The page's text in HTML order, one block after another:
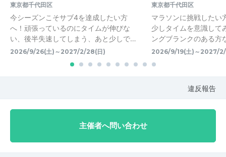
東京都千代田区
今シーズンこそサブ4を達成したい方
へ！頑張っているのにタイムが伸びな
い、後半失速してしまう、あと少しで…
2026/9/26(土)～2027/2/28(日)
東京都千代田区
マラソンに挑戦したい
少しタイムを意識して
ングブランクのある
2026/9/19(土)～2027/
違反報告
主催者へ問い合わせ